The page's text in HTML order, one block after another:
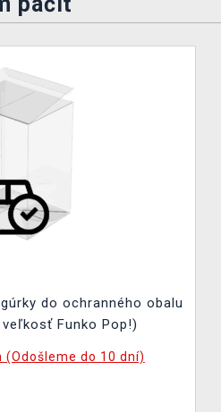
do ochranného obalu
Funko Pop!)
(Odošleme do 10 dní)